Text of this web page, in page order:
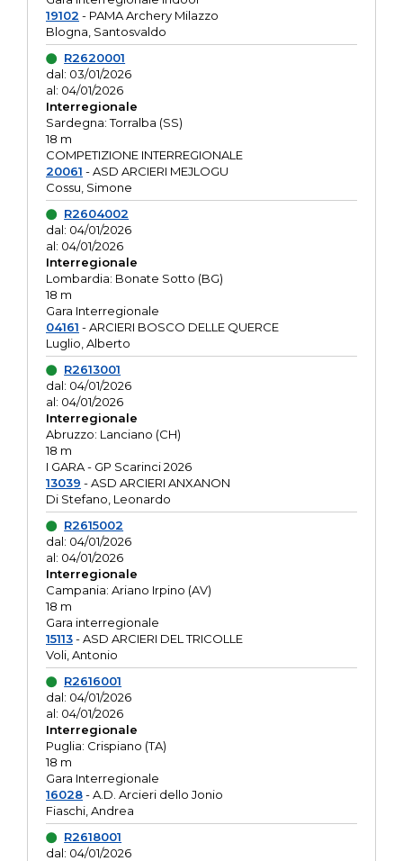
19102 - PAMA Archery Milazzo
Blogna, Santosvaldo
R2620001
dal: 03/01/2026
al: 04/01/2026
Interregionale
Sardegna: Torralba (SS)
18 m
COMPETIZIONE INTERREGIONALE
20061 - ASD ARCIERI MEJLOGU
Cossu, Simone
R2604002
dal: 04/01/2026
al: 04/01/2026
Interregionale
Lombardia: Bonate Sotto (BG)
18 m
Gara Interregionale
04161 - ARCIERI BOSCO DELLE QUERCE
Luglio, Alberto
R2613001
dal: 04/01/2026
al: 04/01/2026
Interregionale
Abruzzo: Lanciano (CH)
18 m
I GARA - GP Scarinci 2026
13039 - ASD ARCIERI ANXANON
Di Stefano, Leonardo
R2615002
dal: 04/01/2026
al: 04/01/2026
Interregionale
Campania: Ariano Irpino (AV)
18 m
Gara interregionale
15113- ASD ARCIERI DEL TRICOLLE
Voli, Antonio
R2616001
dal: 04/01/2026
al: 04/01/2026
Interregionale
Puglia: Crispiano (TA)
18 m
Gara Interregionale
16028- A.D. Arcieri dello Jonio
Fiaschi, Andrea
R2618001
dal: 04/01/2026